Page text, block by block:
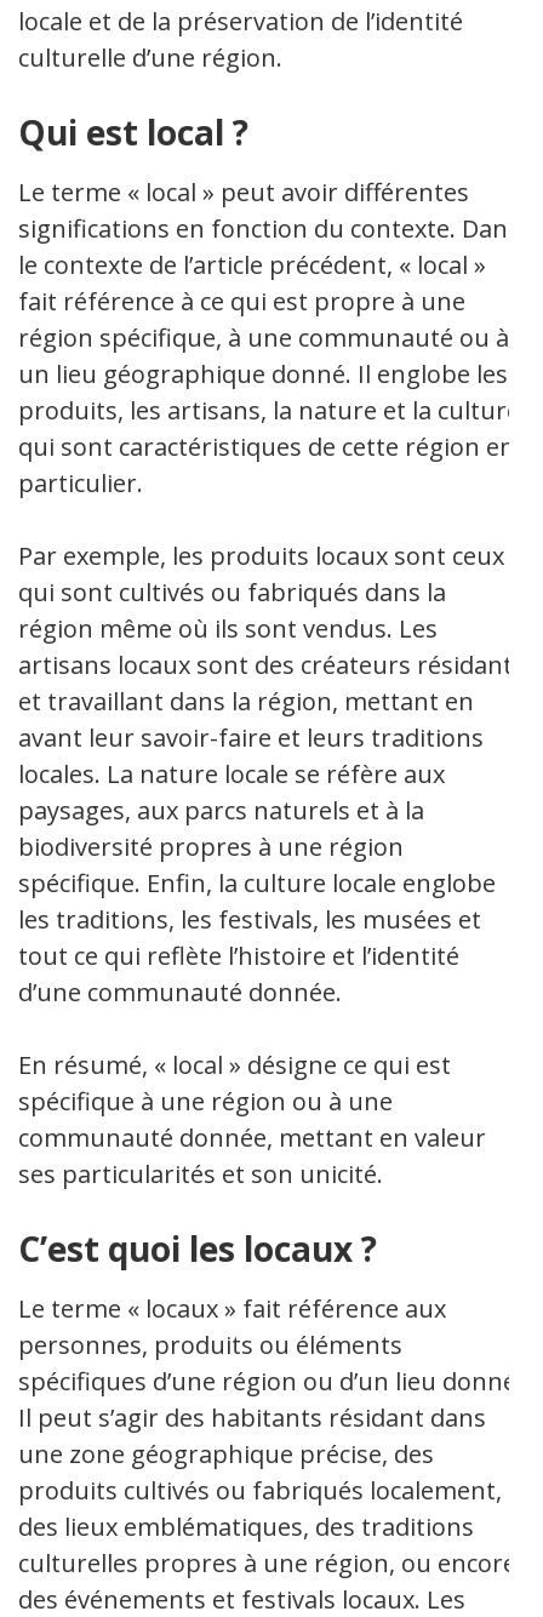
locale et de la préservation de l’identité
culturelle d’une région.
Qui est local ?
Le terme « local » peut avoir différentes
significations en fonction du contexte. Dans
le contexte de l’article précédent, « local »
fait référence à ce qui est propre à une
région spécifique, à une communauté ou à
un lieu géographique donné. Il englobe les
produits, les artisans, la nature et la culture
qui sont caractéristiques de cette région en
particulier.
Par exemple, les produits locaux sont ceux
qui sont cultivés ou fabriqués dans la
région même où ils sont vendus. Les
artisans locaux sont des créateurs résidant
et travaillant dans la région, mettant en
avant leur savoir-faire et leurs traditions
locales. La nature locale se réfère aux
paysages, aux parcs naturels et à la
biodiversité propres à une région
spécifique. Enfin, la culture locale englobe
les traditions, les festivals, les musées et
tout ce qui reflète l’histoire et l’identité
d’une communauté donnée.
En résumé, « local » désigne ce qui est
spécifique à une région ou à une
communauté donnée, mettant en valeur
ses particularités et son unicité.
C’est quoi les locaux ?
Le terme « locaux » fait référence aux
personnes, produits ou éléments
spécifiques d’une région ou d’un lieu donné.
Il peut s’agir des habitants résidant dans
une zone géographique précise, des
produits cultivés ou fabriqués localement,
des lieux emblématiques, des traditions
culturelles propres à une région, ou encore
des événements et festivals locaux. Les